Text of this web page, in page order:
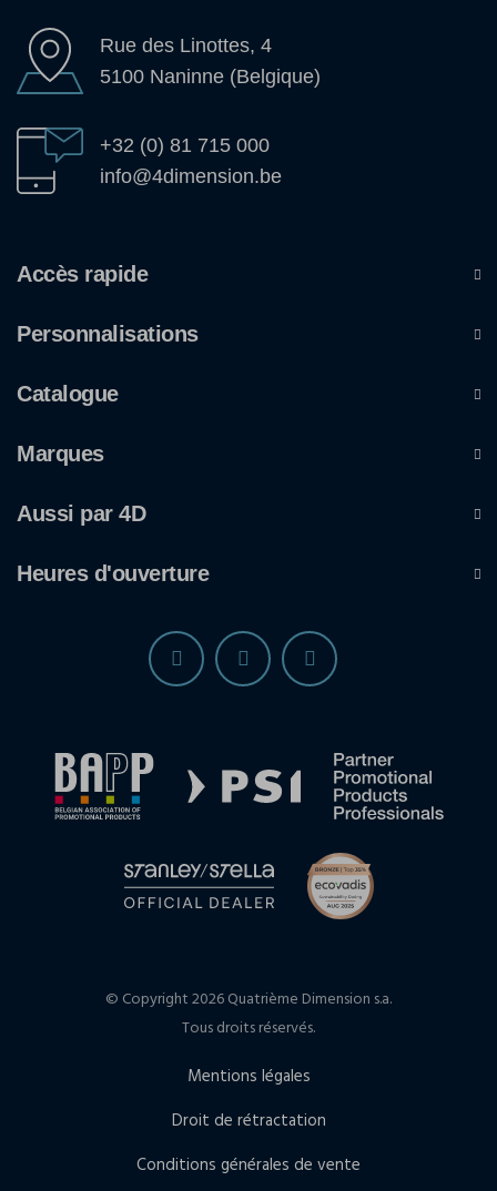
Rue des Linottes, 4
5100 Naninne (Belgique)
+32 (0) 81 715 000
info@4dimension.be
Accès rapide
Personnalisations
Catalogue
Marques
Aussi par 4D
Heures d'ouverture
© Copyright 2026 Quatrième Dimension s.a.
Tous droits réservés.
Mentions légales
Droit de rétractation
Conditions générales de vente